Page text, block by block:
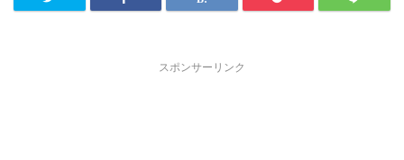
スポンサーリンク